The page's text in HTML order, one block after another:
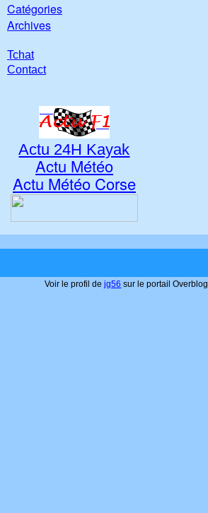
Catégories
Archives
Tchat
Contact
Actu 24H Kayak
Actu Météo
Actu Météo Corse
Voir le profil dejg56 sur le portail Overblog